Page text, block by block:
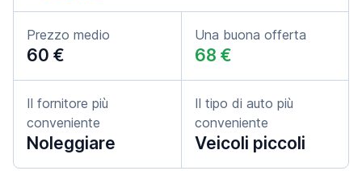
Prezzo medio
60 €
Una buona offerta
68 €
Il fornitore più
conveniente
Noleggiare
Il tipo di auto più
conveniente
Veicoli piccoli